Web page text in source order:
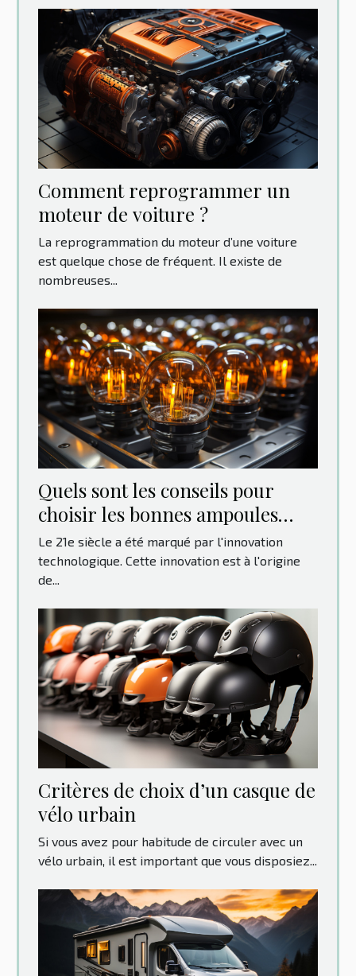
Comment reprogrammer un
moteur de voiture ?
La reprogrammation du moteur d’une voiture
est quelque chose de fréquent. Il existe de
nombreuses...
Quels sont les conseils pour
choisir les bonnes ampoules
pour votre voiture ?
Le 21e siècle a été marqué par l'innovation
technologique. Cette innovation est à l'origine
de...
Critères de choix d’un casque de
vélo urbain
Si vous avez pour habitude de circuler avec un
vélo urbain, il est important que vous disposiez...